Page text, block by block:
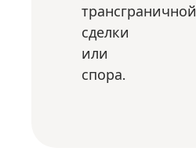
трансграничной
сделки
или
спора.